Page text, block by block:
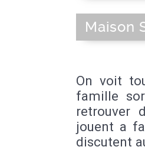
Maison
On voit
famille
retrouver
jouent a
discutent